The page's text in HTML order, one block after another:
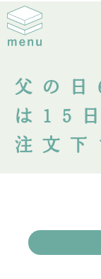
父の
は15
注文下